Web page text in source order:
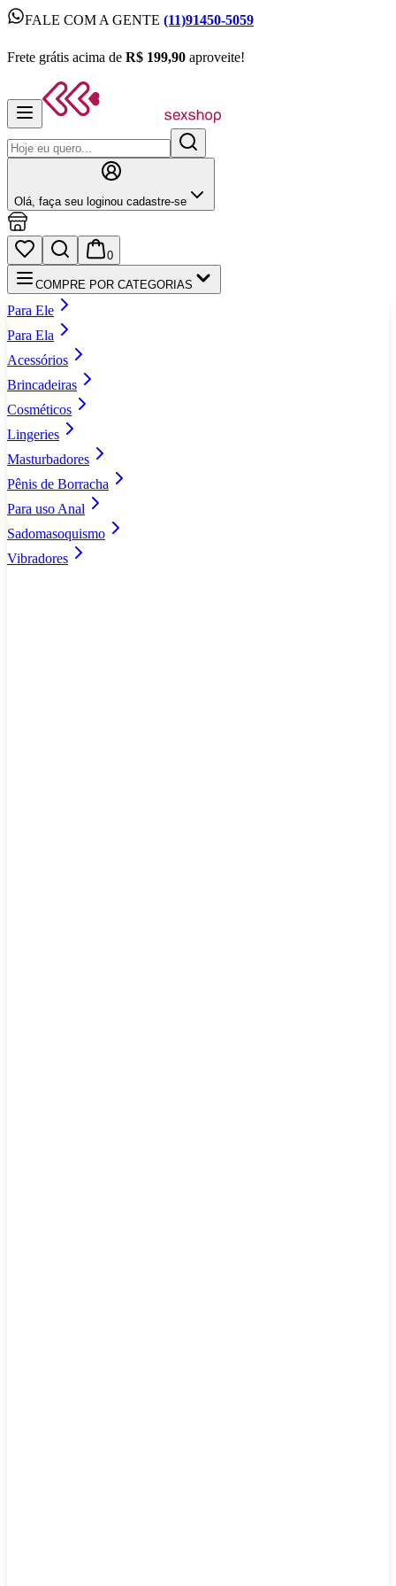
FALE COM A GENTE (11)91450-5059
Frete grátis acima de R$ 199,90 aproveite!
Olá, faça seu loginou cadastre‑se
0
COMPRE POR CATEGORIAS
Para Ele
Para Ela
Acessórios
Brincadeiras
Cosméticos
Lingeries
Masturbadores
Pênis de Borracha
Para uso Anal
Sadomasoquismo
Vibradores